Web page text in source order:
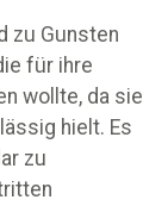
zu Gunsten
für ihre
wollte, da sie
hielt. Es
zu